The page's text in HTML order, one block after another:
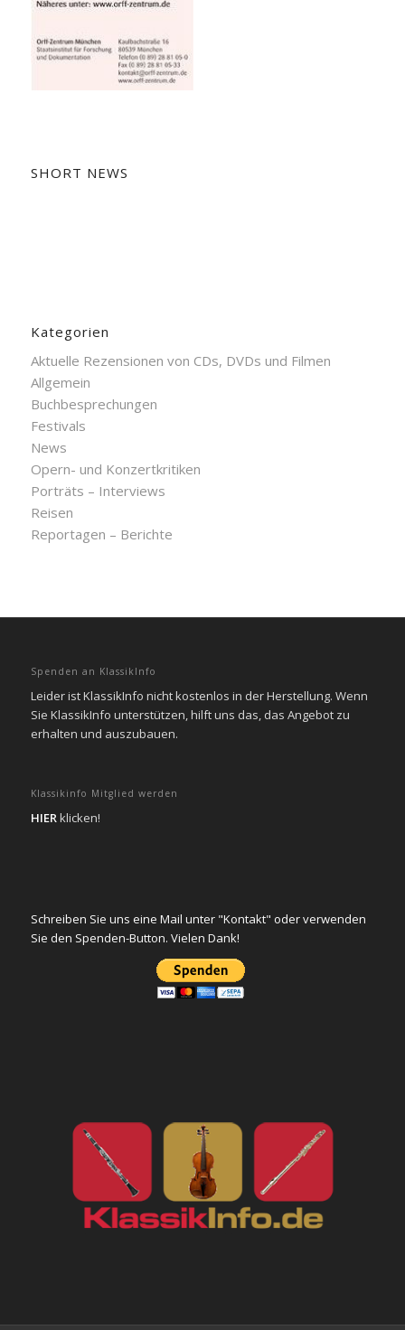
SHORT NEWS
Kategorien
Aktuelle Rezensionen von CDs, DVDs und Filmen
Allgemein
Buchbesprechungen
Festivals
News
Opern- und Konzertkritiken
Porträts – Interviews
Reisen
Reportagen – Berichte
Spenden an KlassikInfo
Leider ist KlassikInfo nicht kostenlos in der Herstellung. Wenn
Sie KlassikInfo unterstützen, hilft uns das, das Angebot zu
erhalten und auszubauen.
Klassikinfo Mitglied werden
HIERklicken!
Schreiben Sie uns eine Mail unter "Kontakt" oder verwenden
Sie den Spenden-Button. Vielen Dank!